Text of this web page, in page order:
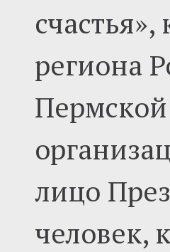
региона
лицо
человек,